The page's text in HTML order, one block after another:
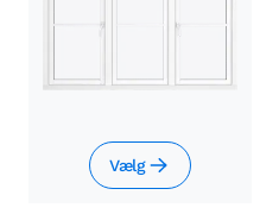
Vælg